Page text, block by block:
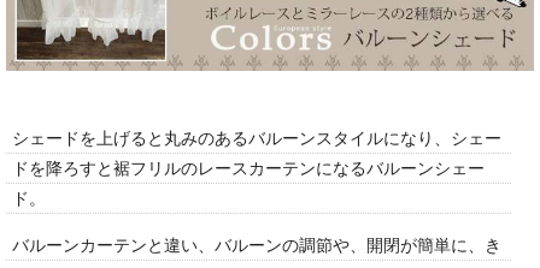
シェードを上げると丸みのあるバルーンスタイルになり、シェー
ドを降ろすと裾フリルのレースカーテンになるバルーンシェー
ド。
バルーンカーテンと違い、バルーンの調節や、開閉が簡単に、き